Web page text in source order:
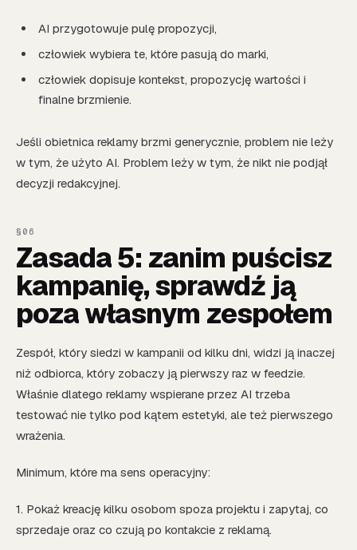
AI przygotowuje pulę propozycji,
człowiek wybiera te, które pasują do marki,
człowiek dopisuje kontekst, propozycję wartości i
finalne brzmienie.
Jeśli obietnica reklamy brzmi generycznie, problem nie leży
w tym, że użyto AI. Problem leży w tym, że nikt nie podjął
decyzji redakcyjnej.
Zasada 5: zanim puścisz
kampanię, sprawdź ją
poza własnym zespołem
Zespół, który siedzi w kampanii od kilku dni, widzi ją inaczej
niż odbiorca, który zobaczy ją pierwszy raz w feedzie.
Właśnie dlatego reklamy wspierane przez AI trzeba
testować nie tylko pod kątem estetyki, ale też pierwszego
wrażenia.
Minimum, które ma sens operacyjny:
1. Pokaż kreację kilku osobom spoza projektu i zapytaj, co
sprzedaje oraz co czują po kontakcie z reklamą.